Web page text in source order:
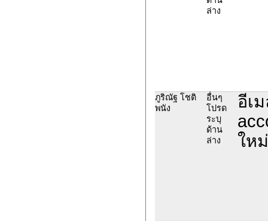
ล่าง
ภูริณัฐ โชติ
พนัง
อื่นๆ
โปรด
ระบุ
ด้าน
ล่าง
อีเ
ให